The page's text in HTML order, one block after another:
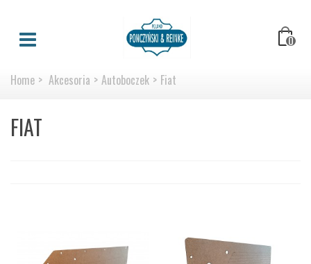
0
Home > Akcesoria > Autoboczek > Fiat
FIAT